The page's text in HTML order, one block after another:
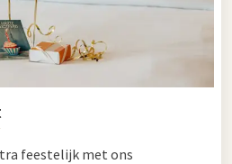
feestelijk met ons